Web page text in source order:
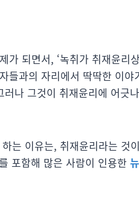
되면서, ‘녹취가 취재윤리
들과의 자리에서 딱딱한 이야
나 그것이 취재윤리에 어긋
는 이유는, 취재윤리라는 것
를 포함해 많은 사람이 인용한